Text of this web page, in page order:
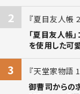
2
夏目友人帳
「夏目友人帳
を使用した可
3
天堂家物語 1
御曹司からの